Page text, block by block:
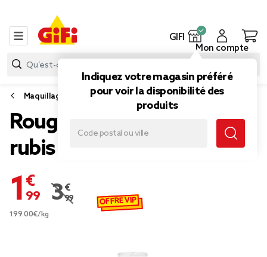
GIFI
Indiquez votre magasin préféré
pour voir la disponibilité des
produits
Mon compte
Maquillage
Rouge à lèvre n°1 rouge
rubis
1,99 €
Prix remisé de 3,99 € à 1,99 €
3,99 €
199.00€/kg
OFFRE VIP